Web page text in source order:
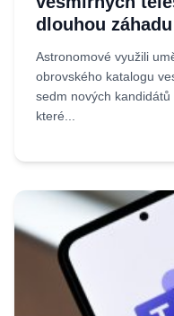
dlouhou záhadu
Astronomové využili
obrovského katalogu
sedm nových
které...